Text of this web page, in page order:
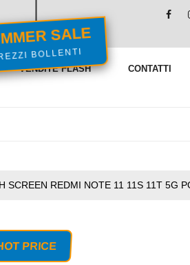
SALE
BOLLENTI
VENDITE FLASH CONTATTI
SCREEN REDMI NOTE 11 11S 11T 5G
PRICE